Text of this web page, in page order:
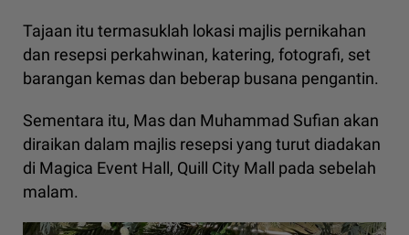
Tajaan itu termasuklah lokasi majlis pernikahan
dan resepsi perkahwinan, katering, fotografi, set
barangan kemas dan beberap busana pengantin.
Sementara itu, Mas dan Muhammad Sufian akan
diraikan dalam majlis resepsi yang turut diadakan
di Magica Event Hall, Quill City Mall pada sebelah
malam.